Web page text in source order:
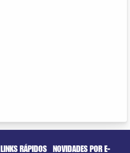
LINKS RÁPIDOS NOVIDADES POR E-